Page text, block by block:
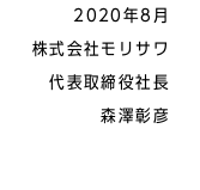
2020年8月
株式会社モリサワ
代表取締役社長
森澤彰彦